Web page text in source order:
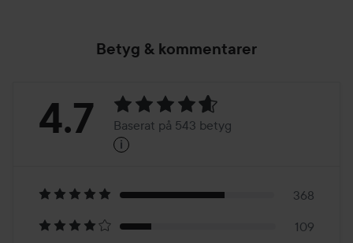
Betyg & kommentarer
Betyg:
Baserat
på
4.7 Baserat på 543 betyg
i
368
109